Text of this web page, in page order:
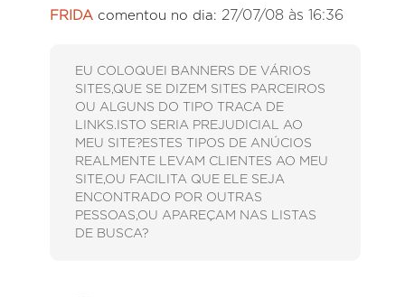
FRIDA comentou no dia: 27/07/08 às 16:36
EU COLOQUEI BANNERS DE VÁRIOS
SITES,QUE SE DIZEM SITES PARCEIROS
OU ALGUNS DO TIPO TRACA DE
LINKS.ISTO SERIA PREJUDICIAL AO
MEU SITE?ESTES TIPOS DE ANÚCIOS
REALMENTE LEVAM CLIENTES AO MEU
SITE,OU FACILITA QUE ELE SEJA
ENCONTRADO POR OUTRAS
PESSOAS,OU APAREÇAM NAS LISTAS
DE BUSCA?